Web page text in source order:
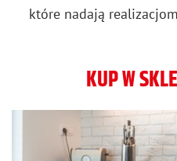
które na­da­ją
KUP W